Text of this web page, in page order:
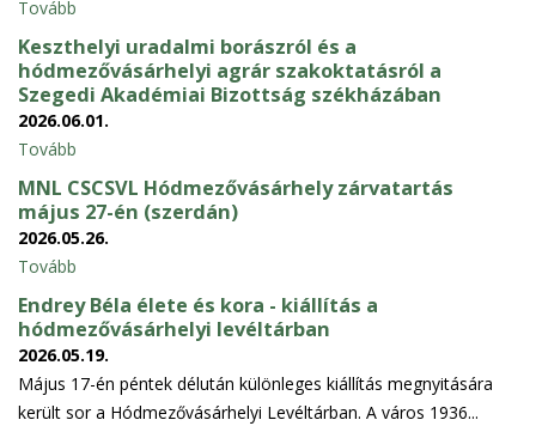
Tovább
Keszthelyi uradalmi borászról és a
hódmezővásárhelyi agrár szakoktatásról a
Szegedi Akadémiai Bizottság székházában
2026.06.01.
Tovább
MNL CSCSVL Hódmezővásárhely zárvatartás
május 27-én (szerdán)
2026.05.26.
Tovább
Endrey Béla élete és kora - kiállítás a
hódmezővásárhelyi levéltárban
2026.05.19.
Május 17-én péntek délután különleges kiállítás megnyitására
került sor a Hódmezővásárhelyi Levéltárban. A város 1936...